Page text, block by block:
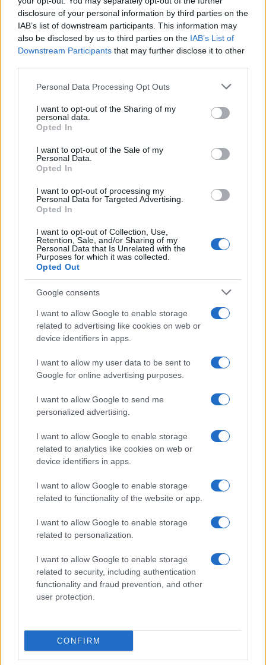
disclosure of your personal information by third parties on the
IAB’s list of downstream participants. This information may
also be disclosed by us to third parties on the IAB’s List of
Downstream Participants that may further disclose it to other
Please note that this website/app uses one or more Google
not limited to your visit or usage behaviour. You may click to
grant or deny consent to Google and its third-party tags to
use your data for below specified purposes in below Google
consent section.
Personal Data Processing Opt Outs
I want to opt-out of the Sharing of my
personal data.
Opted In
I want to opt-out of the Sale of my
Personal Data.
Opted In
I want to opt-out of processing my
Personal Data for Targeted Advertising.
Opted In
I want to opt-out of Collection, Use,
Retention, Sale, and/or Sharing of my
Personal Data that Is Unrelated with the
Purposes for which it was collected.
Opted Out
Google consents
I want to allow Google to enable storage
related to advertising like cookies on web or
device identifiers in apps.
I want to allow my user data to be sent to
Google for online advertising purposes.
I want to allow Google to send me
personalized advertising.
I want to allow Google to enable storage
related to analytics like cookies on web or
device identifiers in apps.
I want to allow Google to enable storage
related to functionality of the website or app.
I want to allow Google to enable storage
related to personalization.
I want to allow Google to enable storage
related to security, including authentication
functionality and fraud prevention, and other
user protection.
CONFIRM
per il vostro futuro lavorativo o da studenti. “Solo”
questo. Potrebbe sembrare poco ma non lo è.
Ve lo assicura chi ha fatto unamaturità24 anni fa.
ALEX CORLAZZOLI
AUTORE
Continua a leggere
LIFESTYLE
Gravidanza e caldo: guida evidence-based per
benessere e sicurezza